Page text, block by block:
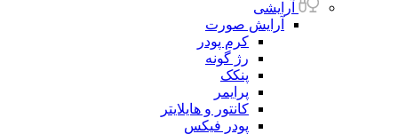
آرایشی
آرایش صورت
کرم پودر
رژ گونه
پنکک
پرایمر
کانتور و هایلایتر
پودر فیکس